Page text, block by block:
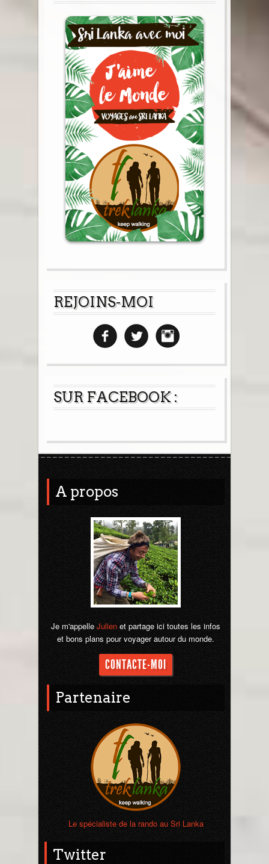
REJOINS-MOI
SUR FACEBOOK :
A propos
Je m'appelle Julien et partage ici toutes les infos
et bons plans pour voyager autour du monde.
CONTACTE-MOI
Partenaire
Le spécialiste de la rando au Sri Lanka
Twitter